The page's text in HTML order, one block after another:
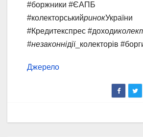
#боржники #ЄАПБ
#колекторськийринокУкраїни
#Кредитекспрес #доходи
#незаконнідії_колекторів
Джерело